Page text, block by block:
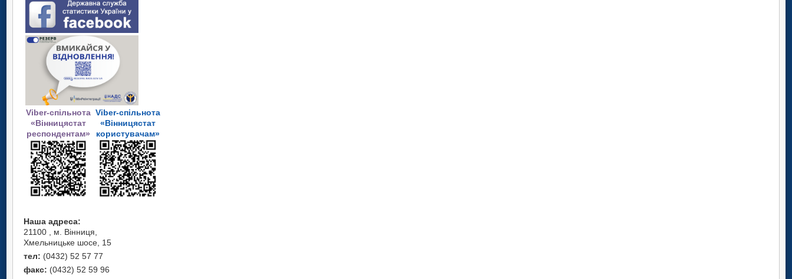
Viber-спільнота
«Вінницястат
респондентам»
Viber-спільнота
«Вінницястат
користувачам»
Наша адреса:
21100 , м. Вінниця,
Хмельницьке шосе, 15
тел: (0432) 52 57 77
факс: (0432) 52 59 96